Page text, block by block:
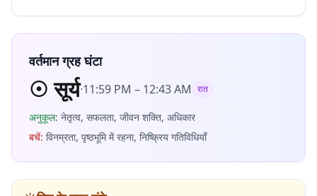
वर्तमान ग्रह घंटा
☉ सूर्य·11:59 PM – 12:43 AM रात
अनुकूल: नेतृत्व, सफलता, जीवन शक्ति, अधिकार
बचें: विनम्रता, पृष्ठभूमि में रहना, निष्क्रिय गतिविधियाँ